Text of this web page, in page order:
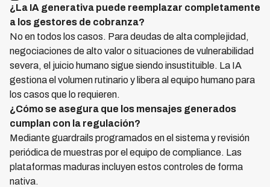
¿La IA generativa puede reemplazar completamente
a los gestores de cobranza?
No en todos los casos. Para deudas de alta complejidad,
negociaciones de alto valor o situaciones de vulnerabilidad
severa, el juicio humano sigue siendo insustituible. La IA
gestiona el volumen rutinario y libera al equipo humano para
los casos que lo requieren.
¿Cómo se asegura que los mensajes generados
cumplan con la regulación?
Mediante guardrails programados en el sistema y revisión
periódica de muestras por el equipo de compliance. Las
plataformas maduras incluyen estos controles de forma
nativa.